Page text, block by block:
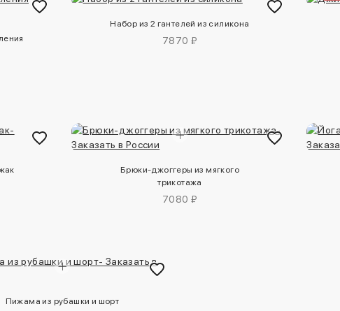
Набор из 2 гантелей из силикона
7870 ₽
Брюки-джоггеры из мягкого
трикотажа
7080 ₽
Пижама из рубашки и шорт